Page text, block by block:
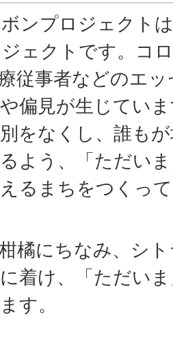
ンプロジェクト
ェクトです。コ
従事者などのエ
偏見が生じてい
をなくし、誰も
よう、「ただい
るまちをつくっ
橘にちなみ、シ
着け、「ただい
す。